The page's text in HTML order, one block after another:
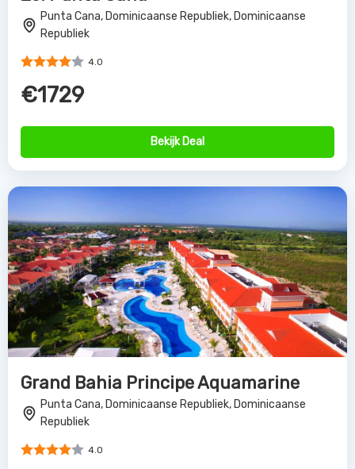
Punta Cana, Dominicaanse Republiek, Dominicaanse
Republiek
4.0
€1729
Bekijk Deal
Grand Bahia Principe Aquamarine
Punta Cana, Dominicaanse Republiek, Dominicaanse
Republiek
4.0